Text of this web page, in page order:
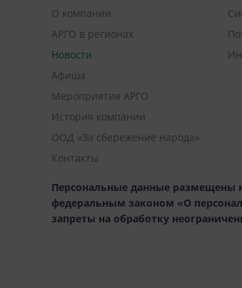
О компании
АРГО в регионах
Новости
Афиша
Мероприятия АРГО
История компании
ООД «За сбережение народа»
Контакты
Персональные данные размещены
федеральным законом «О
запреты на обработку